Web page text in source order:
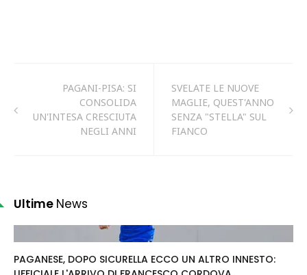
PAGANI-PISA: SI
CONSOLIDA
UN'INTESA CRESCIUTA
NEGLI ANNI
SVELATE LE NUOVE
MAGLIE, QUEST'ANNO
SENZA "STELLA" SUL
FIANCO
Ultime News
PAGANESE, DOPO SICURELLA ECCO UN ALTRO INNESTO: